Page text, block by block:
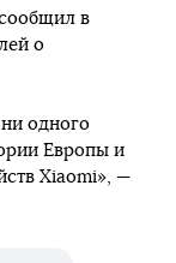
в
о
одного
Европы и
Xiaomi», —